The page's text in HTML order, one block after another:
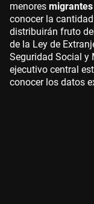
menores
conocer la
distribuirán fruto
de la Ley de
Seguridad Social y
ejecutivo central
conocer los datos